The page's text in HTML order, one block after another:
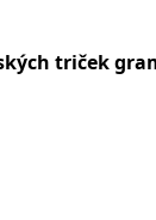
triček